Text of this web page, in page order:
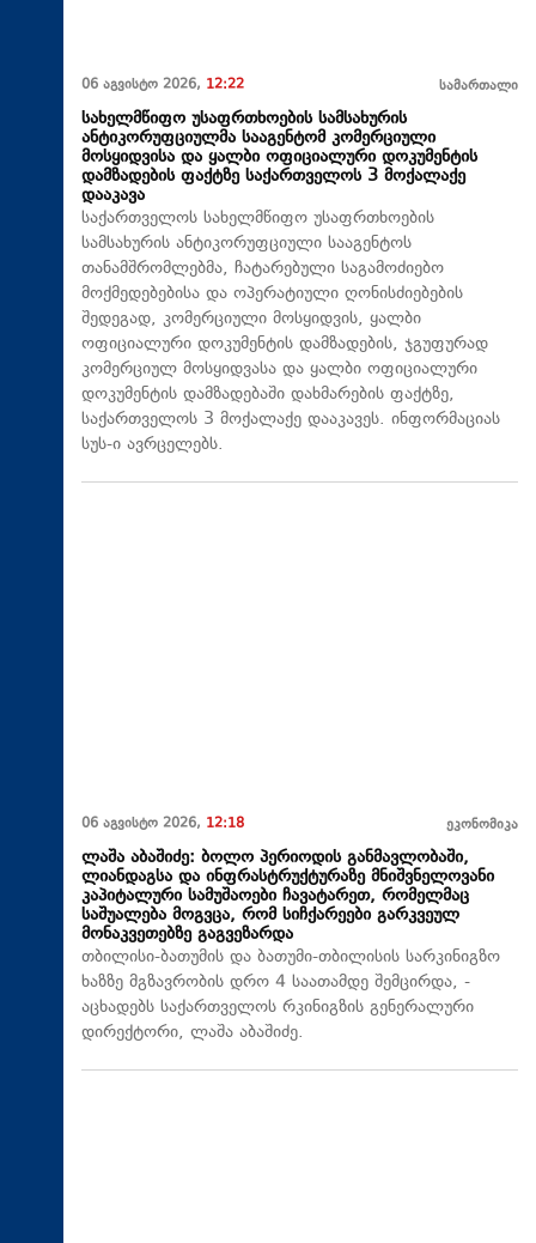
06 აგვისტო 2026, 12:22 სამართალი
სახელმწიფო უსაფრთხოების სამსახურის
ანტიკორუფციულმა სააგენტომ კომერციული
მოსყიდვისა და ყალბი ოფიციალური დოკუმენტის
დამზადების ფაქტზე საქართველოს 3 მოქალაქე
დააკავა
საქართველოს სახელმწიფო უსაფრთხოების
სამსახურის ანტიკორუფციული სააგენტოს
თანამშრომლებმა, ჩატარებული საგამოძიებო
მოქმედებებისა და ოპერატიული ღონისძიებების
შედეგად, კომერციული მოსყიდვის, ყალბი
ოფიციალური დოკუმენტის დამზადების, ჯგუფურად
კომერციულ მოსყიდვასა და ყალბი ოფიციალური
დოკუმენტის დამზადებაში დახმარების ფაქტზე,
საქართველოს 3 მოქალაქე დააკავეს. ინფორმაციას
სუს-ი ავრცელებს.
06 აგვისტო 2026, 12:18 ეკონომიკა
ლაშა აბაშიძე: ბოლო პერიოდის განმავლობაში,
ლიანდაგსა და ინფრასტრუქტურაზე მნიშვნელოვანი
კაპიტალური სამუშაოები ჩავატარეთ, რომელმაც
საშუალება მოგვცა, რომ სიჩქარეები გარკვეულ
მონაკვეთებზე გაგვეზარდა
თბილისი-ბათუმის და ბათუმი-თბილისის სარკინიგზო
ხაზზე მგზავრობის დრო 4 საათამდე შემცირდა, -
აცხადებს საქართველოს რკინიგზის გენერალური
დირექტორი, ლაშა აბაშიძე.